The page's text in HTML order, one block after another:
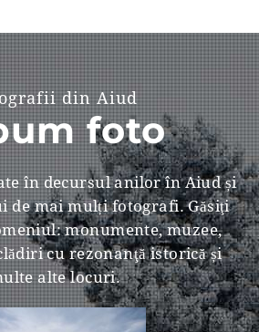
din Aiud
foto
în decursul anilor în Aiud și
de mai mulți fotografi. Găsiţi
monumente, muzee,
cu rezonanţă istorică și
alte locuri.